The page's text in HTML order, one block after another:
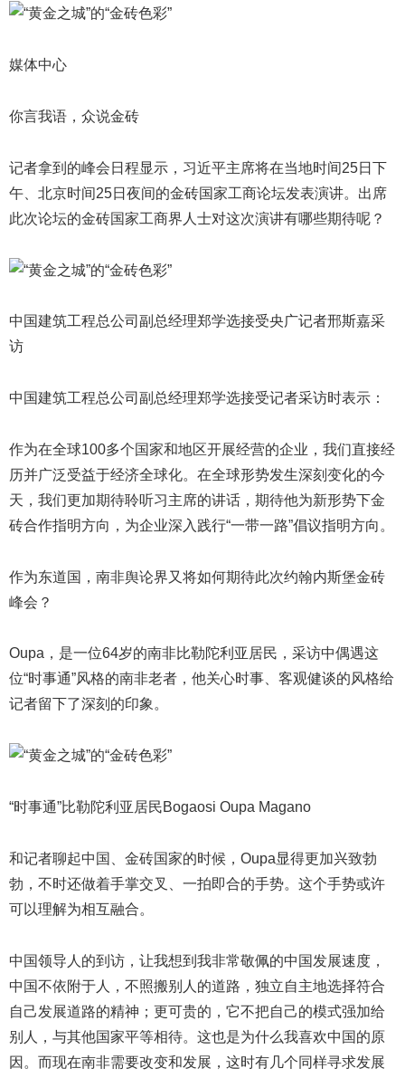
媒体中心
你言我语，众说金砖
记者拿到的峰会日程显示，习近平主席将在当地时间25日下
午、北京时间25日夜间的金砖国家工商论坛发表演讲。出席
此次论坛的金砖国家工商界人士对这次演讲有哪些期待呢？
中国建筑工程总公司副总经理郑学选接受央广记者邢斯嘉采
访
中国建筑工程总公司副总经理郑学选接受记者采访时表示：
作为在全球100多个国家和地区开展经营的企业，我们直接经
历并广泛受益于经济全球化。在全球形势发生深刻变化的今
天，我们更加期待聆听习主席的讲话，期待他为新形势下金
砖合作指明方向，为企业深入践行“一带一路”倡议指明方向。
作为东道国，南非舆论界又将如何期待此次约翰内斯堡金砖
峰会？
Oupa，是一位64岁的南非比勒陀利亚居民，采访中偶遇这
位“时事通”风格的南非老者，他关心时事、客观健谈的风格给
记者留下了深刻的印象。
“时事通”比勒陀利亚居民Bogaosi Oupa Magano
和记者聊起中国、金砖国家的时候，Oupa显得更加兴致勃
勃，不时还做着手掌交叉、一拍即合的手势。这个手势或许
可以理解为相互融合。
中国领导人的到访，让我想到我非常敬佩的中国发展速度，
中国不依附于人，不照搬别人的道路，独立自主地选择符合
自己发展道路的精神；更可贵的，它不把自己的模式强加给
别人，与其他国家平等相待。这也是为什么我喜欢中国的原
因。而现在南非需要改变和发展，这时有几个同样寻求发展